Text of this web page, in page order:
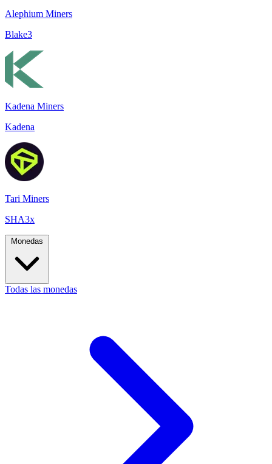
Alephium Miners
Blake3
Kadena Miners
Kadena
Tari Miners
SHA3x
Monedas
Todas las monedas